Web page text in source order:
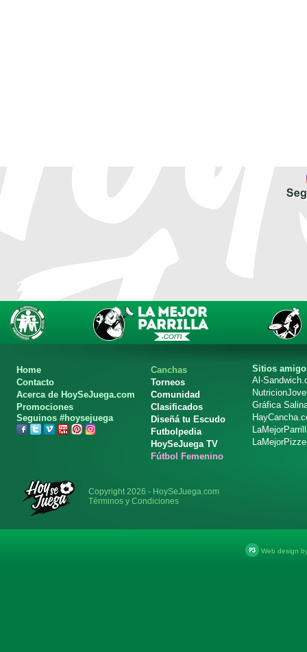
Home
Contacto
Acerca de HoySeJuega.com
Promociones
Seguinos #hoysejuega
Canchas
Torneos
Comunidad
Clasificados
Diseñá tu Escudo
Futbolpedia
HoySeJuega TV
Fútbol Femenino
Sitios
Al-
Gráfica
Copyright 2026 - HoySeJuega.com
Términos y Condiciones
Web design